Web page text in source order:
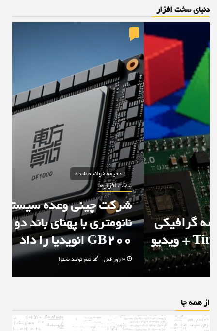
دنیای سخت افزار
1 دقیقه خوانده شده
سخت افزارها
شرکت چینی وعده سیستم ۱۴
نانومتری با پهنای باند دو برابر
GB200 انویدیا را داد
تیم تولید محتوا
از همه جا